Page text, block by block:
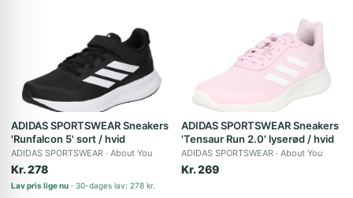
ADIDAS SPORTSWEAR Sneakers
'Runfalcon 5' sort / hvid
ADIDAS SPORTSWEAR About You
Kr. 278
Lav pris lige nu 30-dages lav: 278 kr.
ADIDAS SPORTSWEAR Sneakers
'Tensaur Run 2.0' lyserød / hvid
ADIDAS SPORTSWEAR About You
Kr. 269